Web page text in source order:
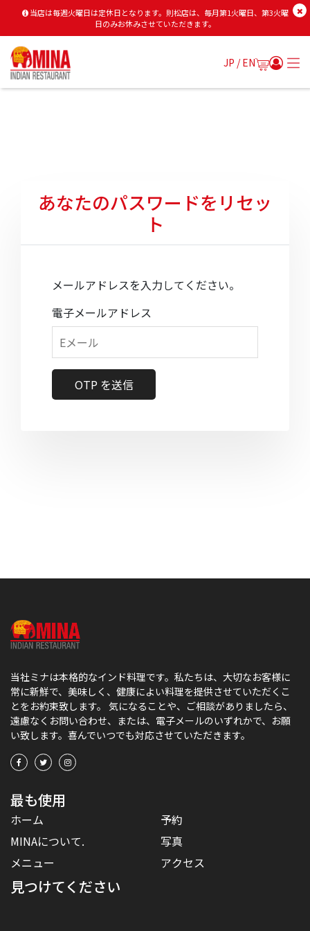
当店は毎週火曜日は定休日となります。則松店は、毎月第1火曜日、第3火曜
日のみお休みさせていただきます。
JP / EN
あなたのパスワードをリセッ
ト
メールアドレスを入力してください。
電子メールアドレス
OTP を送信
当社ミナは本格的なインド料理です。私たちは、大切なお客様に
常に新鮮で、美味しく、健康によい料理を提供させていただくこ
とをお約束致します。 気になることや、ご相談がありましたら、
遠慮なくお問い合わせ、または、電子メールのいずれかで、お願
い致します。喜んでいつでも対応させていただきます。
最も使用
ホーム
MINAについて.
メニュー
予約
写真
アクセス
見つけてください